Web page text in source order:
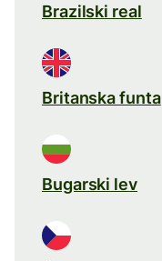
Brazilski real
Britanska funta
Bugarski lev